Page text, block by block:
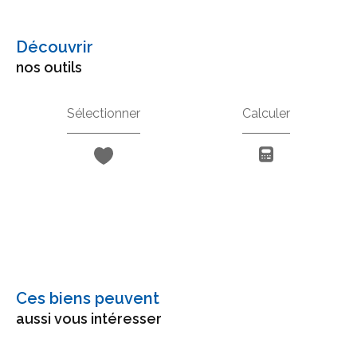
découvrir
nos outils
Sélectionner Calculer
Ces biens peuvent
aussi vous intéresser